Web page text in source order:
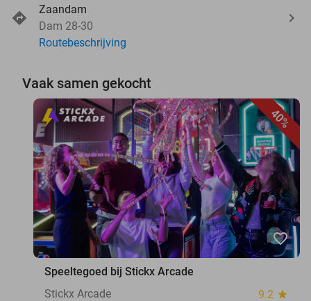
Zaandam
Dam 28-30
Routebeschrijving
Vaak samen gekocht
40%
favorite_border
Speeltegoed bij Stickx Arcade
Stickx Arcade
9.2 star